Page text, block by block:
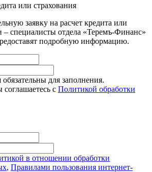
или страхования
заявку на расчет кредита или
– специалисты отдела «Теремъ-Финанс»
подробную информацию.
для заполнения.
с Политикой обработки
в отношении обработки
, Правилами пользования интернет-